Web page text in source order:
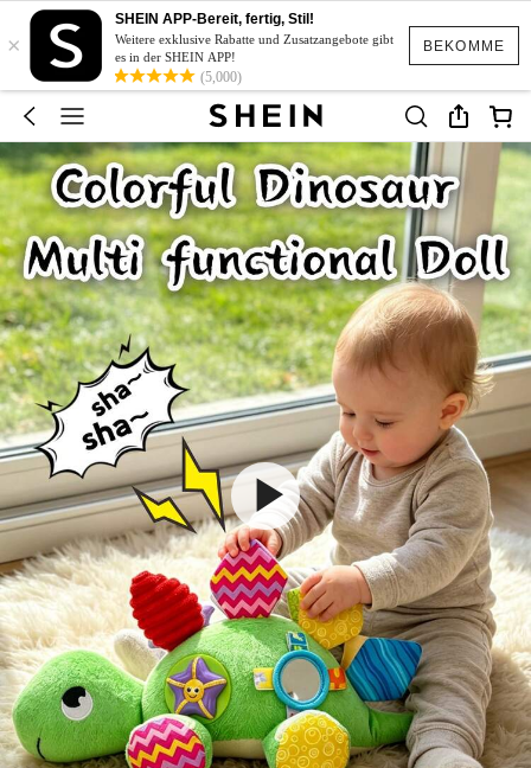
BEKOMME
×
SHEIN APP-Bereit, fertig, Stil!
Weitere exklusive Rabatte und Zusatzangebote gibt
es in der SHEIN APP!
(5,000)